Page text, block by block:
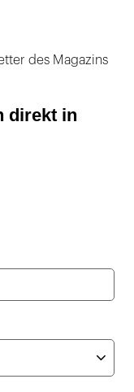
des Magazins
direkt in